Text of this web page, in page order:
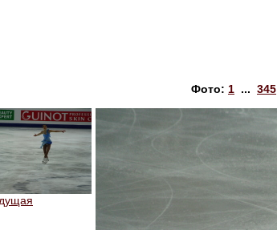
Фото: 1 ... 345